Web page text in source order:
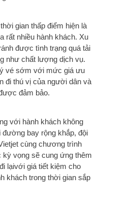
gian thấp điểm hiện là
rất nhiều hành khách. Xu
được tình trạng quá tải
như chất lượng dịch vụ.
vé sớm với mức giá ưu
đi thú vị của người dân và
đảm bảo.
với hành khách không
bay rộng khắp, đội
cùng chương trình
vọng sẽ cung ứng thêm
lạivới giá tiết kiệm cho
khách trong thời gian sắp